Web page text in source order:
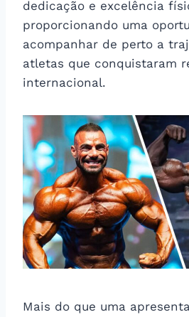
dedicação e excelência
proporcionando uma
acompanhar de perto a
atletas que conquistaram
internacional.
Mais do que uma